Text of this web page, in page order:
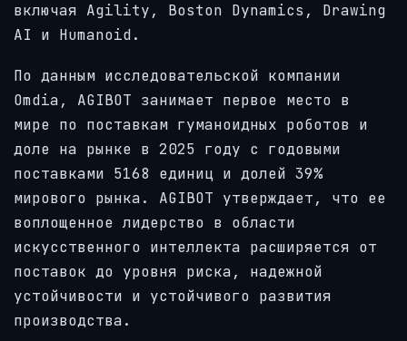
включая Agility, Boston Dynamics, Drawing
AI и Humanoid.
По данным исследовательской компании
Omdia, AGIBOT занимает первое место в
мире по поставкам гуманоидных роботов и
доле на рынке в 2025 году с годовыми
поставками 5168 единиц и долей 39%
мирового рынка. AGIBOT утверждает, что ее
воплощенное лидерство в области
искусственного интеллекта расширяется от
поставок до уровня риска, надежной
устойчивости и устойчивого развития
производства.